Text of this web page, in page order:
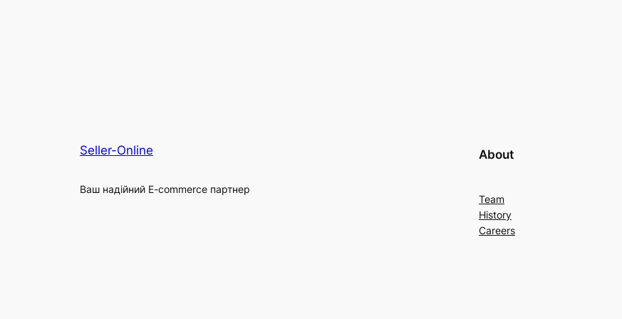
Seller-Online
Ваш надійний E-commerce партнер
About
Team
History
Careers